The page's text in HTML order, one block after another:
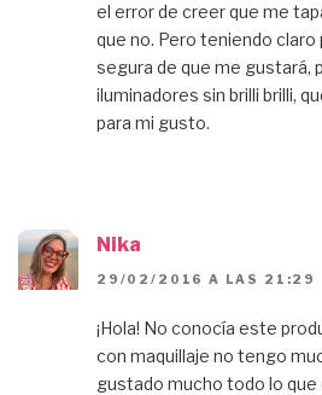
el error de creer que me
que no. Pero teniendo
segura de que me gustará,
iluminadores sin brilli brilli,
para mi gusto.
Nika
29/02/2016 A LAS 21:29
¡Hola! No conocía este
con maquillaje no tengo
gustado mucho todo lo que